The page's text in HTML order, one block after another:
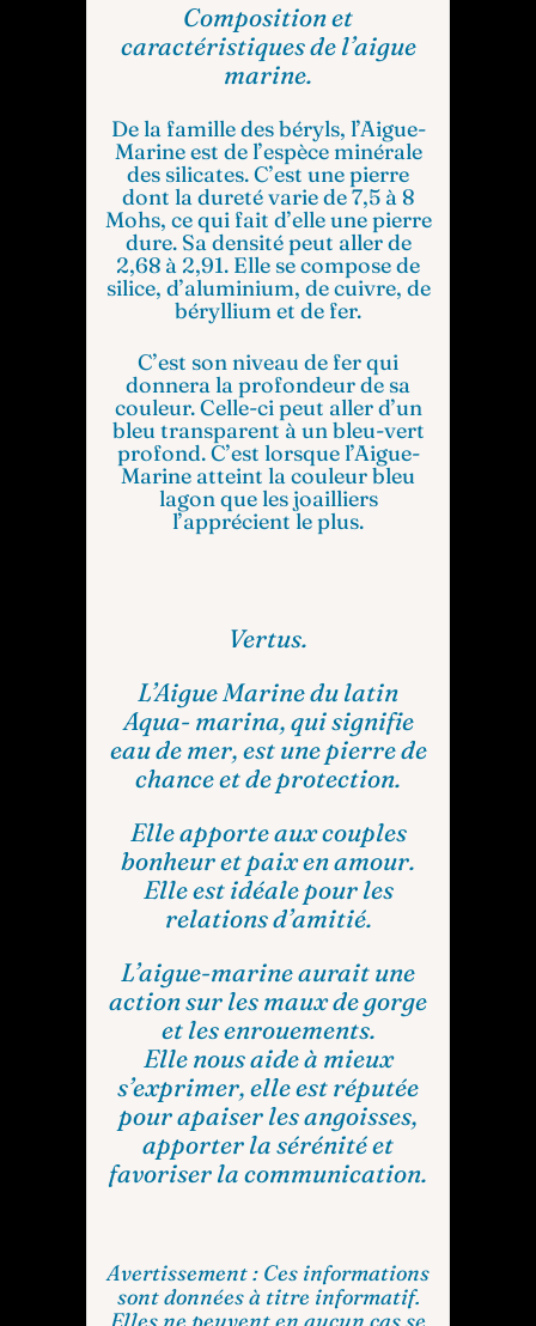
Composition et
caractéristiques de l’aigue
marine.
De la famille des béryls, l’Aigue-
Marine est de l’espèce minérale
des silicates. C’est une pierre
dont la dureté varie de 7,5 à 8
Mohs, ce qui fait d’elle une pierre
dure. Sa densité peut aller de
2,68 à 2,91. Elle se compose de
silice, d’aluminium, de cuivre, de
béryllium et de fer.
C’est son niveau de fer qui
donnera la profondeur de sa
couleur. Celle-ci peut aller d’un
bleu transparent à un bleu-vert
profond. C’est lorsque l’Aigue-
Marine atteint la couleur bleu
lagon que les joailliers
l’apprécient le plus.
Vertus.
L’Aigue Marine du latin
Aqua- marina, qui signifie
eau de mer, est une pierre de
chance et de protection.
Elle apporte aux couples
bonheur et paix en amour.
Elle est idéale pour les
relations d’amitié.
L’aigue-marine aurait une
action sur les maux de gorge
et les enrouements.
Elle nous aide à mieux
s’exprimer, elle est réputée
pour apaiser les angoisses,
apporter la sérénité et
favoriser la communication.
Avertissement : Ces informations
sont données à titre informatif.